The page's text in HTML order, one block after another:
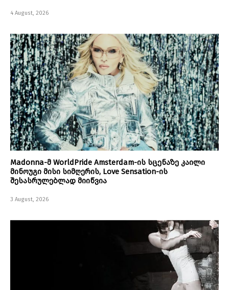
4 August, 2026
Madonna-მ WorldPride Amsterdam-ის სცენაზე კაილი
მინოუგი მისი სიმღერის, Love Sensation-ის
შესასრულებლად მიიწვია
3 August, 2026